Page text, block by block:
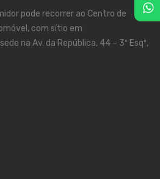
pode recorrer ao Centro de
com sítio em
na Av. da República, 44 – 3º Esqº,